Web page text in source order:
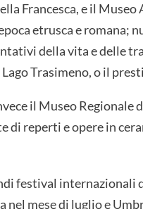
Francesca, e il
etrusca e romana;
della vita e delle
Trasimeno, o il
il Museo Regionale
di reperti e opere in
festival internazionali
nel mese di luglio e